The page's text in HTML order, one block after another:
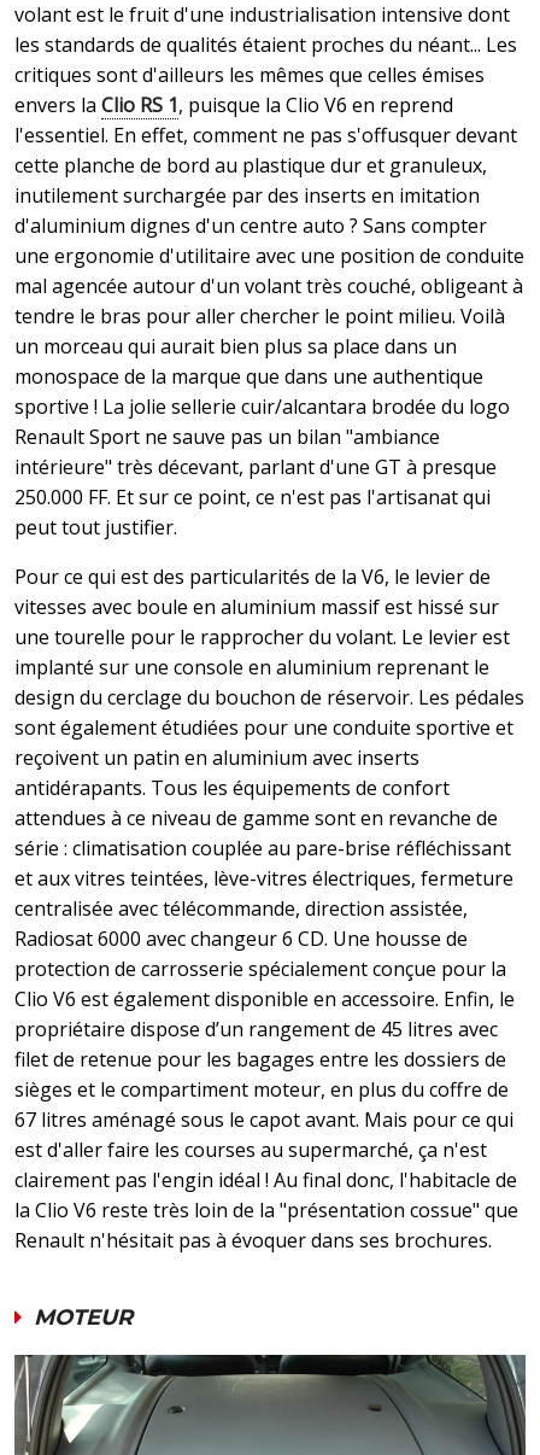
volant est le fruit d'une industrialisation intensive dont
les standards de qualités étaient proches du néant... Les
critiques sont d'ailleurs les mêmes que celles émises
envers la Clio RS 1, puisque la Clio V6 en reprend
l'essentiel. En effet, comment ne pas s'offusquer devant
cette planche de bord au plastique dur et granuleux,
inutilement surchargée par des inserts en imitation
d'aluminium dignes d'un centre auto ? Sans compter
une ergonomie d'utilitaire avec une position de conduite
mal agencée autour d'un volant très couché, obligeant à
tendre le bras pour aller chercher le point milieu. Voilà
un morceau qui aurait bien plus sa place dans un
monospace de la marque que dans une authentique
sportive ! La jolie sellerie cuir/alcantara brodée du logo
Renault Sport ne sauve pas un bilan "ambiance
intérieure" très décevant, parlant d'une GT à presque
250.000 FF. Et sur ce point, ce n'est pas l'artisanat qui
peut tout justifier.
Pour ce qui est des particularités de la V6, le levier de
vitesses avec boule en aluminium massif est hissé sur
une tourelle pour le rapprocher du volant. Le levier est
implanté sur une console en aluminium reprenant le
design du cerclage du bouchon de réservoir. Les pédales
sont également étudiées pour une conduite sportive et
reçoivent un patin en aluminium avec inserts
antidérapants. Tous les équipements de confort
attendues à ce niveau de gamme sont en revanche de
série : climatisation couplée au pare-brise réfléchissant
et aux vitres teintées, lève-vitres électriques, fermeture
centralisée avec télécommande, direction assistée,
Radiosat 6000 avec changeur 6 CD. Une housse de
protection de carrosserie spécialement conçue pour la
Clio V6 est également disponible en accessoire. Enfin, le
propriétaire dispose d’un rangement de 45 litres avec
filet de retenue pour les bagages entre les dossiers de
sièges et le compartiment moteur, en plus du coffre de
67 litres aménagé sous le capot avant. Mais pour ce qui
est d'aller faire les courses au supermarché, ça n'est
clairement pas l'engin idéal ! Au final donc, l'habitacle de
la Clio V6 reste très loin de la "présentation cossue" que
Renault n'hésitait pas à évoquer dans ses brochures.
MOTEUR